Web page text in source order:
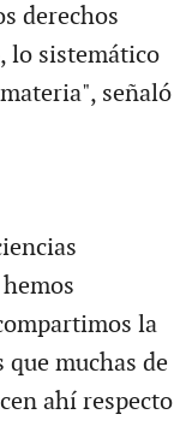
derechos
lo sistemático
señaló
la
muchas de
ahí respecto